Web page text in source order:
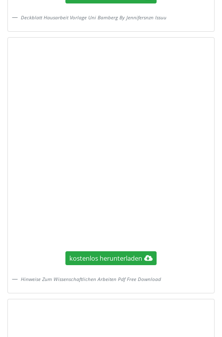
Deckblatt Hausarbeit Vorlage Uni Bamberg By Jennifersnzn Issuu
kostenlos herunterladen
Hinweise Zum Wissenschaftlichen Arbeiten Pdf Free Download